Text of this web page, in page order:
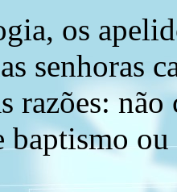
os
senhoras
razões:
baptismo